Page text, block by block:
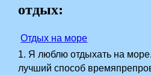
отдых:
Отдых на море
1. Я люблю отдыхать на
лучший способ